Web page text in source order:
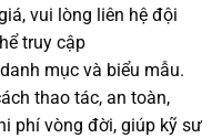
vui lòng liên hệ đội
truy cập
mục và biểu mẫu.
thao tác, an toàn,
phí vòng đời, giúp kỹ sư